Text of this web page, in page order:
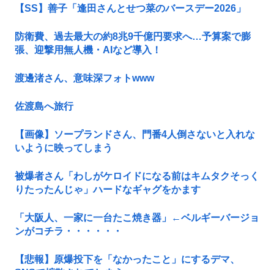
【SS】善子「逢田さんとせつ菜のバースデー2026」
防衛費、過去最大の約8兆9千億円要求へ…予算案で膨
張、迎撃用無人機・AIなど導入！
渡邊渚さん、意味深フォトwww
佐渡島へ旅行
【画像】ソープランドさん、門番4人倒さないと入れな
いように映ってしまう
被爆者さん「わしがケロイドになる前はキムタクそっく
りたったんじゃ」ハードなギャグをかます
「大阪人、一家に一台たこ焼き器」←ベルギーバージョ
ンがコチラ・・・・・・
【悲報】原爆投下を「なかったこと」にするデマ、